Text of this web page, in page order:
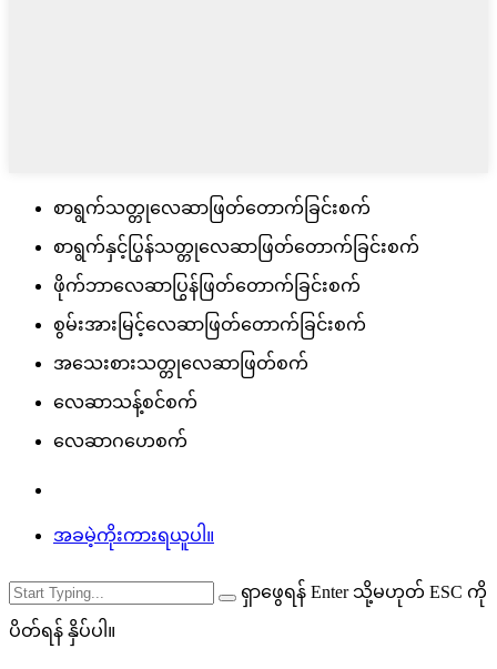
စာရွက်သတ္တုလေဆာဖြတ်တောက်ခြင်းစက်
စာရွက်နှင့်ပြွန်သတ္တုလေဆာဖြတ်တောက်ခြင်းစက်
ဖိုက်ဘာလေဆာပြွန်ဖြတ်တောက်ခြင်းစက်
စွမ်းအားမြင့်လေဆာဖြတ်တောက်ခြင်းစက်
အသေးစားသတ္တုလေဆာဖြတ်စက်
လေဆာသန့်စင်စက်
လေဆာဂဟေစက်
အခမဲ့ကိုးကားရယူပါ။
ရှာဖွေရန် Enter သို့မဟုတ် ESC ကို
ပိတ်ရန် နှိပ်ပါ။